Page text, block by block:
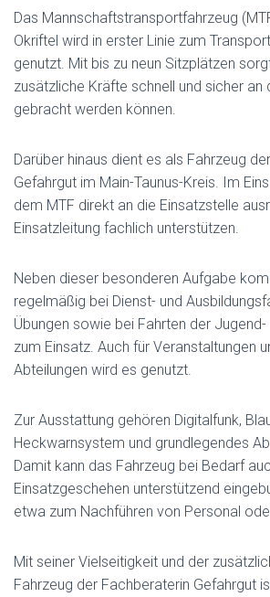
Das Mannschaftstransportfahrzeug
Okriftel wird in erster Linie zum
genutzt. Mit bis zu neun Sitzplätzen
zusätzliche Kräfte schnell und sicher an
gebracht werden können.
Darüber hinaus dient es als Fahrzeug
Gefahrgut im Main-Taunus-Kreis. Im
dem MTF direkt an die Einsatzstelle
Einsatzleitung fachlich unterstützen.
Neben dieser besonderen Aufgabe
regelmäßig bei Dienst- und
Übungen sowie bei Fahrten der
zum Einsatz. Auch für Veranstaltungen
Abteilungen wird es genutzt.
Zur Ausstattung gehören Digitalfunk,
Heckwarnsystem und grundlegendes
Damit kann das Fahrzeug bei Bedarf
Einsatzgeschehen unterstützend
etwa zum Nachführen von Personal
Mit seiner Vielseitigkeit und der
Fahrzeug der Fachberaterin Gefahrgut